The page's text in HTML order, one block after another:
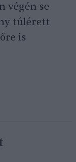
végén se
túlérett
is